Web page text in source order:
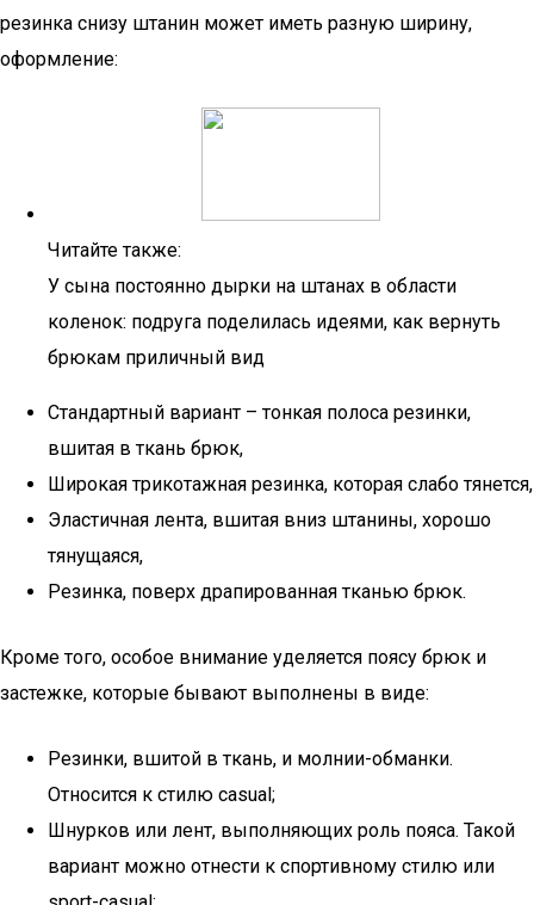
резинка снизу штанин может иметь разную ширину,
оформление:
Читайте также:
У сына постоянно дырки на штанах в области
коленок: подруга поделилась идеями, как вернуть
брюкам приличный вид
Стандартный вариант – тонкая полоса резинки,
вшитая в ткань брюк,
Широкая трикотажная резинка, которая слабо тянется,
Эластичная лента, вшитая вниз штанины, хорошо
тянущаяся,
Резинка, поверх драпированная тканью брюк.
Кроме того, особое внимание уделяется поясу брюк и
застежке, которые бывают выполнены в виде:
Резинки, вшитой в ткань, и молнии-обманки.
Относится к стилю casual;
Шнурков или лент, выполняющих роль пояса. Такой
вариант можно отнести к спортивному стилю или